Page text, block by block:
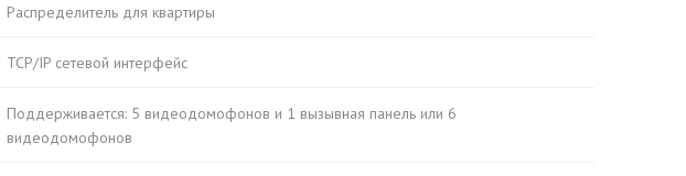
Распределитель для квартиры
TCP/IP сетевой интерфейс
Поддерживается: 5 видеодомофонов и 1 вызывная панель или 6
видеодомофонов